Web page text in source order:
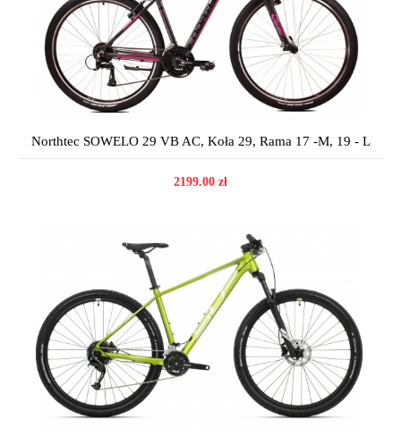
Northtec SOWELO 29 VB AC, Koła 29, Rama 17 -M, 19 - L
2199.00 zł